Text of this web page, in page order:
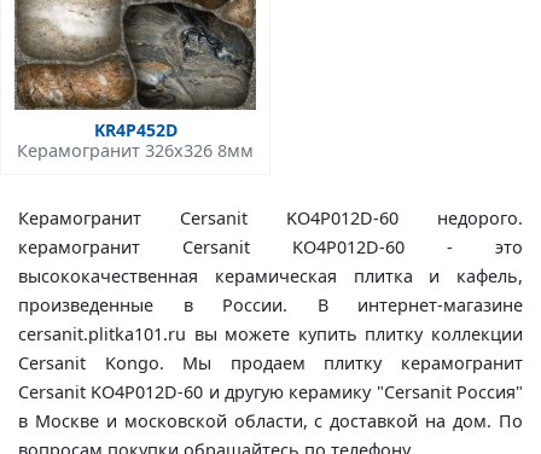
KR4P452D
Керамогранит 326x326 8мм
Керамогранит Cersanit KO4P012D-60 недорого.
керамогранит Cersanit KO4P012D-60 - это
высококачественная керамическая плитка и кафель,
произведенные в России. В интернет-магазине
cersanit.plitka101.ru вы можете купить плитку коллекции
Cersanit Kongo. Мы продаем плитку керамогранит
Cersanit KO4P012D-60 и другую керамику "Cersanit Россия"
в Москве и московской области, с доставкой на дом. По